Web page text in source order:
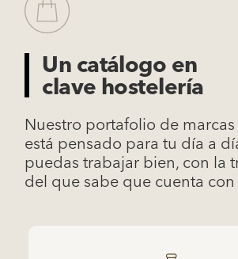
Un catálogo en
clave hostelería
Nuestro portafolio de
está pensado para tu día a
puedas trabajar bien, con la
del que sabe que cuenta